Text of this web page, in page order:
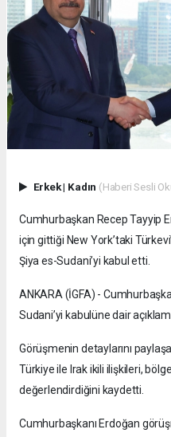
Erkek| Kadın (Haberi Sesli
Cumhurbaşkan Recep Tayyip
için gittiği New York’taki
Şiya es-Sudani’yi kabul etti.
ANKARA (İGFA) -
Sudani’yi kabulüne dair
Görüşmenin detaylarını
Türkiye ile Irak ikili ilişkileri,
değerlendirdiğini kaydetti.
Cumhurbaşkanı Erdoğan